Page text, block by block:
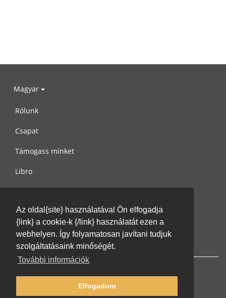
Az oldal{site} használatával Ön elfogadja
{link} a cookie-k {/link} használatát ezen a
webhelyen. Így folyamatosan javítani tudjuk
szolgáltatásaink minőségét.
További információk
Elfogadom
Magyar
Rólunk
Csapat
Támogass minket
Libro
Használati feltételek
Írj nekünk